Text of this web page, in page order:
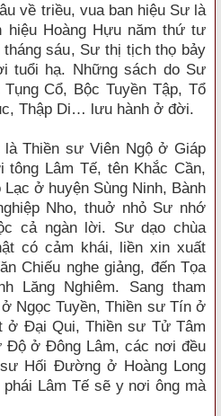
về triều, vua ban hiệu Sư là
hiệu Hoàng Hựu năm thứ tư
sáu, Sư thị tịch thọ bảy
tuổi hạ. Những sách do Sư
Cổ, Bộc Tuyền Tập, Tổ
Thập Di… lưu hành ở đời.
Thiền sư Viên Ngộ ở Giáp
Lâm Tế, tên Khắc Cần,
ở huyện Sùng Ninh, Bành
Nho, thuở nhỏ Sư nhớ
cả ngàn lời. Sư dạo chùa
có cảm khái, liền xin xuất
Chiếu nghe giảng, đến Tọa
Lăng Nghiêm. Sang tham
Ngọc Tuyền, Thiền sư Tín ở
ở Đại Qui, Thiền sư Tử Tâm
Độ ở Đông Lâm, các nơi đều
Hối Đường ở Hoàng Long
phái Lâm Tế sẽ y nơi ông mà